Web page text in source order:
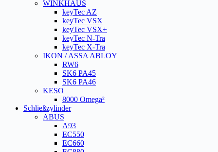
WINKHAUS
keyTec AZ
keyTec VSX
keyTec VSX+
keyTec N-Tra
keyTec X-Tra
IKON / ASSA ABLOY
RW6
SK6 PA45
SK6 PA46
KESO
8000 Omega²
Schließzylinder
ABUS
A93
EC550
EC660